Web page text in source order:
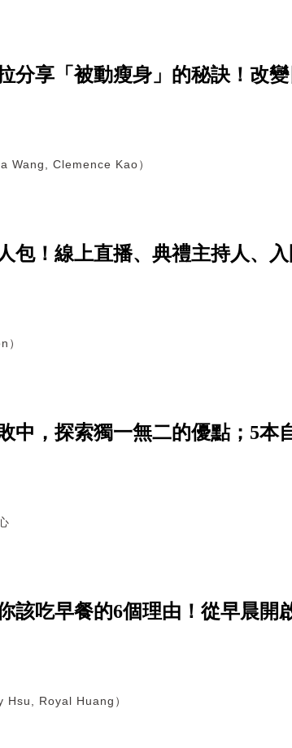
分享「被動瘦身」的秘訣！改
Wang, Clemence Kao）
包！線上直播、典禮主持人、
）
中，探索獨一無二的優點；5本
該吃早餐的6個理由！從早晨開
Hsu, Royal Huang）